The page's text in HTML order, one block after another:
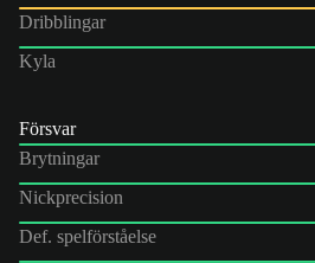
Dribblingar
Kyla
Försvar
Brytningar
Nickprecision
Def. spelförståelse